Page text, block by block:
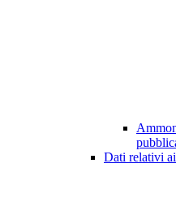
Dati relativi